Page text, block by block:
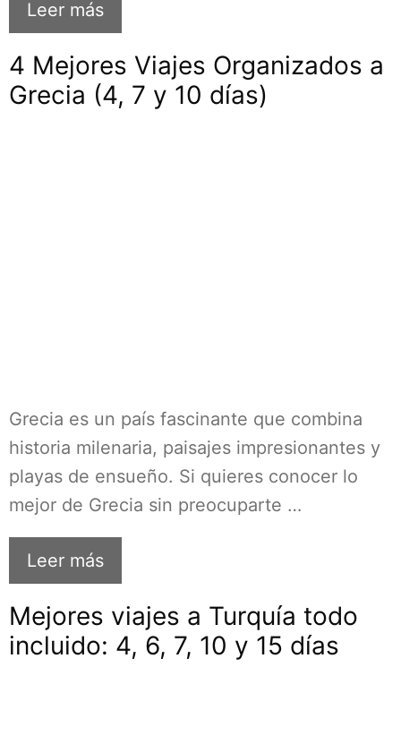
Leer más
4 Mejores Viajes Organizados a
Grecia (4, 7 y 10 días)
Grecia es un país fascinante que combina
historia milenaria, paisajes impresionantes y
playas de ensueño. Si quieres conocer lo
mejor de Grecia sin preocuparte …
Leer más
Mejores viajes a Turquía todo
incluido: 4, 6, 7, 10 y 15 días